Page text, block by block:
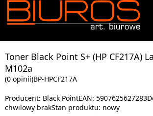
Toner Black Point S+ (HP CF217A)
M102a
(0 opinii)BP-HPCF217A
Producent: Black PointEAN: 5907625627283
chwilowy brakStan produktu: nowy